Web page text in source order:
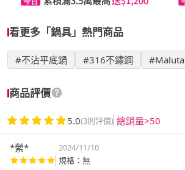
看更多「鍋具」熱門商品
#不沾平底鍋 #316不鏽鋼 #Maluta
商品評價
5.0(3則評價) 總銷量>50
*縈* 2024/11/10
規格：無